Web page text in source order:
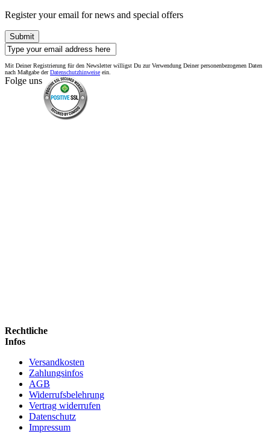
Register your email for news and special offers
Submit
Mit Deiner Registrierung für den Newsletter willigst Du zur Verwendung Deiner personenbezogenen Daten
nach Maßgabe derDatenschutzhinweise ein.
Folge uns
Rechtliche
Infos
Versandkosten
Zahlungsinfos
AGB
Widerrufsbelehrung
Vertrag widerrufen
Datenschutz
Impressum